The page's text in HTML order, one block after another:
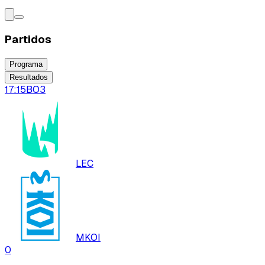
Partidos
Programa
Resultados
17:15BO3
LEC
MKOI
0